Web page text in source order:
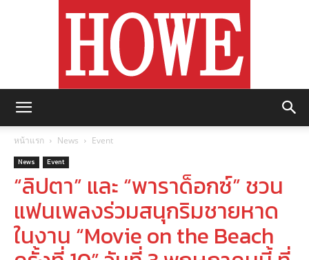
หน้าแรก News Event
News Event
“ลิปตา” และ “พาราด็อกซ์” ชวน
แฟนเพลงร่วมสนุกริมชายหาด
ในงาน “Movie on the Beach